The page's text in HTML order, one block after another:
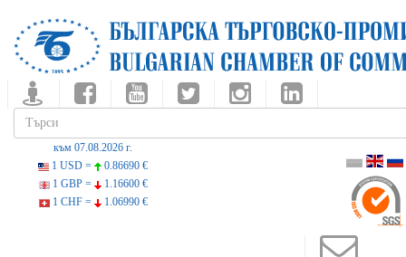
към 07.08.2026 г.
1 USD =
0.86690 €
1 GBP =
1.16600 €
1 CHF =
1.06990 €